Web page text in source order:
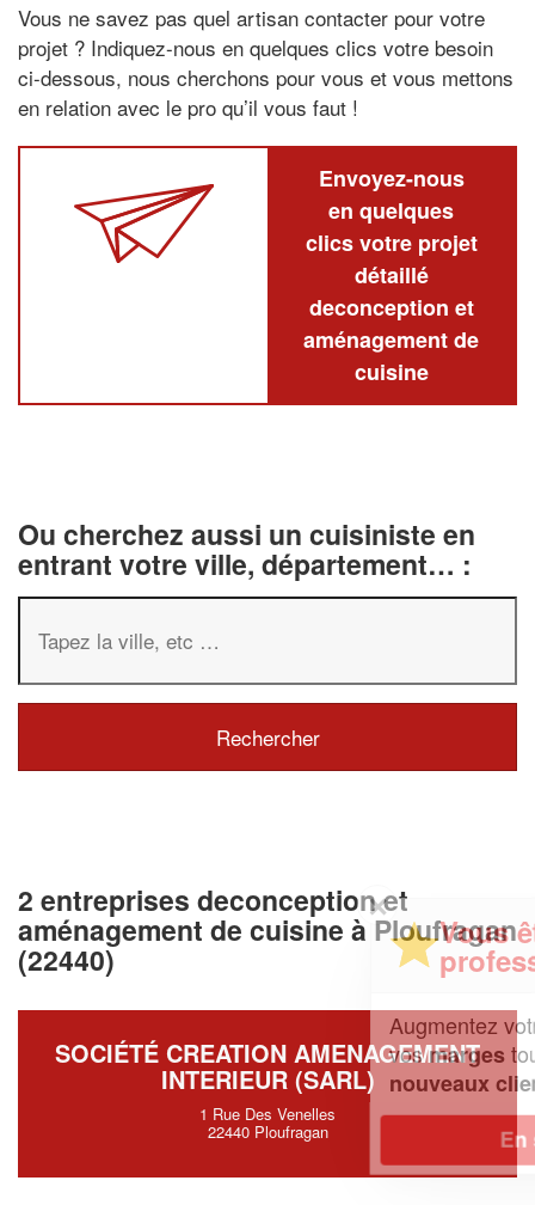
Vous ne savez pas quel artisan contacter pour votre
projet ? Indiquez-nous en quelques clics votre besoin
ci-dessous, nous cherchons pour vous et vous mettons
en relation avec le pro qu’il vous faut !
Envoyez-nous
en quelques
clics votre projet
détaillé
deconception et
aménagement de
cuisine
Ou cherchez aussi un cuisiniste en
entrant votre ville, département… :
2 entreprises deconception et
aménagement de cuisine à Ploufragan
(22440)
SOCIÉTÉ CREATION AMENAGEMENT
INTERIEUR (SARL)
1 Rue Des Venelles
22440 Ploufragan
✕
Vous êtes un
professionnel ?
chiffre d'affaireset
vosmargestout en gagnant de
nouveaux clients!
En savoir plus